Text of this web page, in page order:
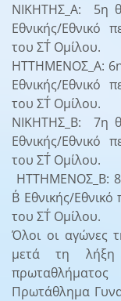
ΝΙΚΗΤΗΣ_Α: 5η
Εθνικής/Εθνικό
του ΣΤ΄ Ομίλου.
ΗΤΤΗΜΕΝΟΣ_Α: 6η
Εθνικής/Εθνικό
του ΣΤ΄ Ομίλου.
ΝΙΚΗΤΗΣ_Β: 7η
Εθνικής/Εθνικό
του ΣΤ΄ Ομίλου.
ΗΤΤΗΜΕΝΟΣ_Β:
Β΄ Εθνικής/
του ΣΤ΄ Ομίλου.
Όλοι οι αγώνες
μετά τη λήξη
πρωταθλήματος
Πρωτάθλημα